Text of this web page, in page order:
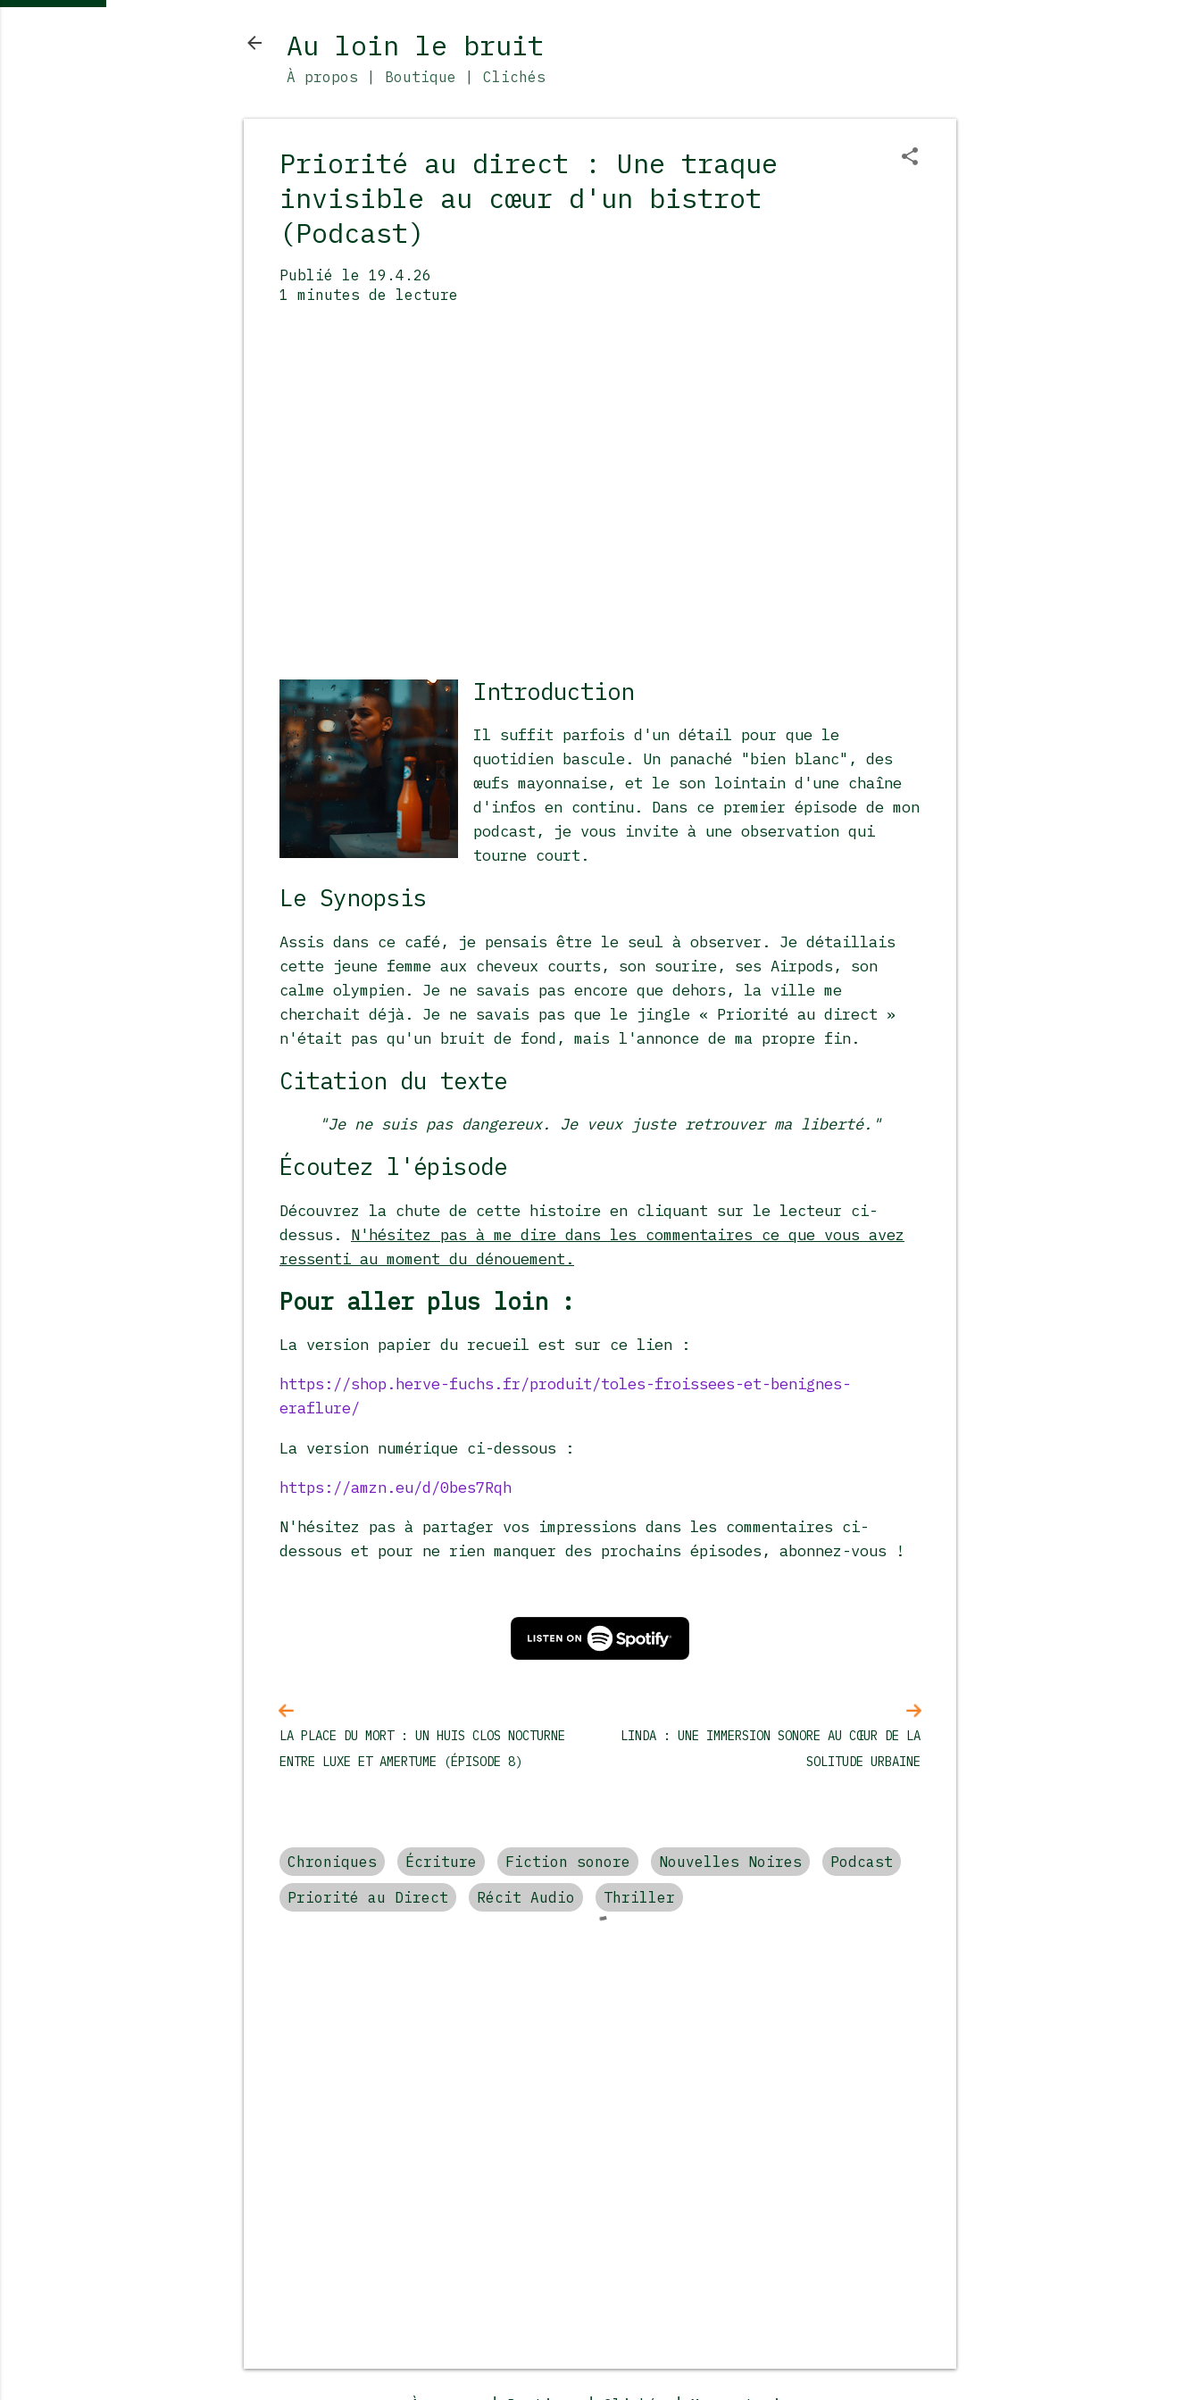
Au loin le bruit
À propos Boutique Clichés
Priorité au direct : Une traque
invisible au cœur d'un bistrot
(Podcast)
Publié le 19.4.26
1 minutes de lecture
Introduction
Il suffit parfois d'un détail pour que le
quotidien bascule. Un panaché "bien blanc", des
œufs mayonnaise, et le son lointain d'une chaîne
d'infos en continu. Dans ce premier épisode de mon
podcast, je vous invite à une observation qui
tourne court.
Le Synopsis
Assis dans ce café, je pensais être le seul à observer. Je détaillais
cette jeune femme aux cheveux courts, son sourire, ses Airpods, son
calme olympien. Je ne savais pas encore que dehors, la ville me
cherchait déjà. Je ne savais pas que le jingle « Priorité au direct »
n'était pas qu'un bruit de fond, mais l'annonce de ma propre fin.
Citation du texte
"Je ne suis pas dangereux. Je veux juste retrouver ma liberté."
Écoutez l'épisode
Découvrez la chute de cette histoire en cliquant sur le lecteur ci-
dessus. N'hésitez pas à me dire dans les commentaires ce que vous avez
ressenti au moment du dénouement.
Pour aller plus loin :
La version papier du recueil est sur ce lien :
https://shop.herve-fuchs.fr/produit/toles-froissees-et-benignes-
eraflure/
La version numérique ci-dessous :
https://amzn.eu/d/0bes7Rqh
N'hésitez pas à partager vos impressions dans les commentaires ci-
dessous et pour ne rien manquer des prochains épisodes, abonnez-vous !
LA PLACE DU MORT : UN HUIS CLOS NOCTURNE
ENTRE LUXE ET AMERTUME (ÉPISODE 8)
LINDA : UNE IMMERSION SONORE AU CŒUR DE LA
SOLITUDE URBAINE
Chroniques Écriture Fiction sonore Nouvelles Noires
Podcast
Priorité au Direct
Récit Audio Thriller